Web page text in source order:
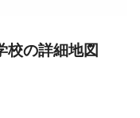
校の詳細地図